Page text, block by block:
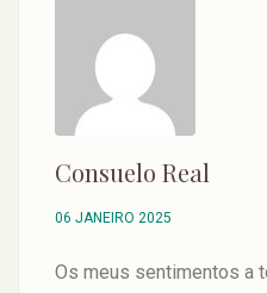
Consuelo Real
06 JANEIRO 2025
Os meus sentimentos a